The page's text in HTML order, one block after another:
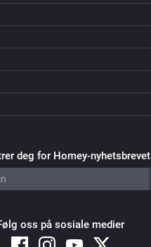
deg for Homey-nyhetsbrevet
oss på sosiale medier